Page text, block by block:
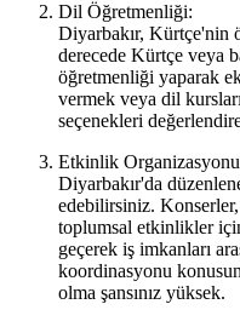
Dil Öğretmenliği:
Diyarbakır, Kürtçe'nin
derecede Kürtçe veya
öğretmenliği yaparak
vermek veya dil
seçenekleri
Etkinlik
Diyarbakır'da
edebilirsiniz.
toplumsal etkinlikler
geçerek iş imkanları
koordinasyonu
olma şansınız yüksek.